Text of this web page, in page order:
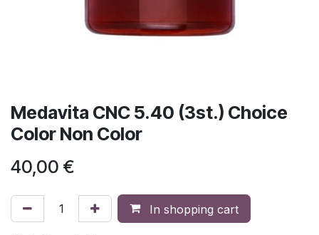
Medavita CNC 5.40 (3st.) Choice
Color Non Color
40,00 €
In shopping cart